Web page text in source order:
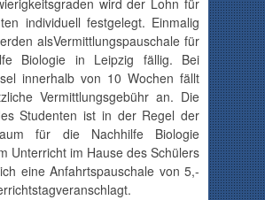
wird der Lohn für
individuell festgelegt. Einmalig
alsVermittlungspauschale für
Biologie in Leipzig fällig. Bei
innerhalb von 10 Wochen fällt
Vermittlungsgebühr an. Die
Studenten ist in der Regel der
für die Nachhilfe Biologie
Unterricht im Hause des Schülers
eineAnfahrtspauschale von5,-
veranschlagt.